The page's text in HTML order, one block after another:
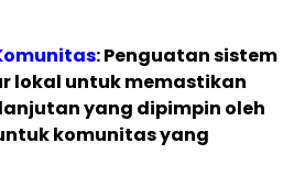
: Penguatan sistem
lokal untuk memastikan
yang dipimpin oleh
komunitas yang